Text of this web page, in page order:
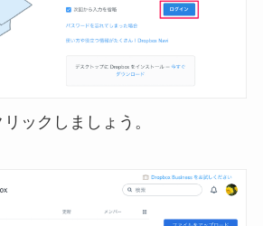
ックしましょう。